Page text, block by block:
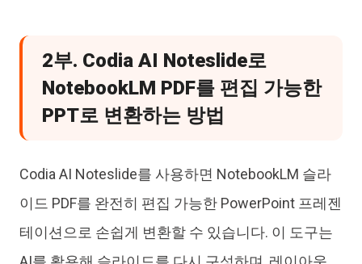
2부. Codia AI Noteslide로
NotebookLM PDF를 편집 가능한
PPT로 변환하는 방법
Codia AI Noteslide를 사용하면 NotebookLM 슬라
이드 PDF를 완전히 편집 가능한 PowerPoint 프레젠
테이션으로 손쉽게 변환할 수 있습니다. 이 도구는